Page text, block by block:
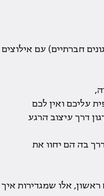
חברתיים) עם אילוצים
עליכם ואין לכם
דרך עיצוב הרגע
בה הם יחוו את
אלו שמגדירות איך